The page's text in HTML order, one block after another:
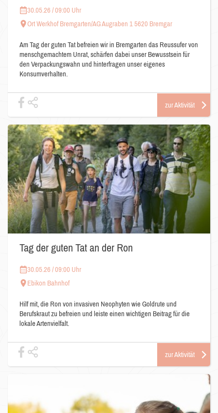
30.05.26 / 09:00 Uhr
Ort Werkhof Bremgarten/AG Augraben 1 5620 Bremgar
Am Tag der guten Tat befreien wir in Bremgarten das Reussufer von
menschgemachtem Unrat, schärfen dabei unser Bewusstsein für
den Verpackungswahn und hinterfragen unser eigenes
Konsumverhalten.
zur Aktivität
Tag der guten Tat an der Ron
30.05.26 / 09:00 Uhr
Ebikon Bahnhof
Hilf mit, die Ron von invasiven Neophyten wie Goldrute und
Berufskraut zu befreien und leiste einen wichtigen Beitrag für die
lokale Artenvielfalt.
zur Aktivität